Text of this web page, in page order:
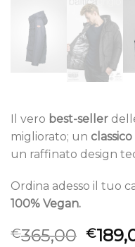
Il vero best-seller
migliorato; un classico
un raffinato design
Ordina adesso il tuo
100% Vegan.
€365,00 €